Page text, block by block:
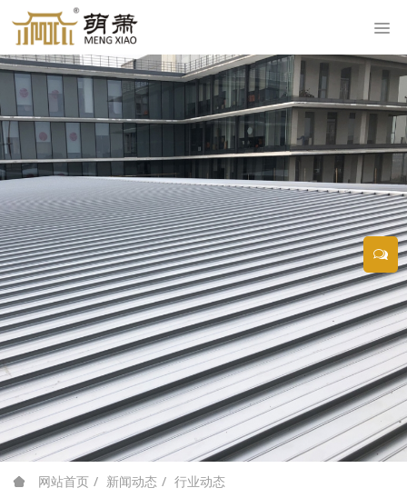
网站首页 新闻动态 行业动态